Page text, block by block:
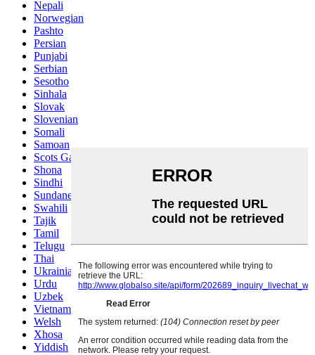
Nepali
Norwegian
Pashto
Persian
Punjabi
Serbian
Sesotho
Sinhala
Slovak
Slovenian
Somali
Samoan
Scots Gaelic
Shona
Sindhi
Sundanese
Swahili
Tajik
Tamil
Telugu
Thai
Ukrainian
Urdu
Uzbek
Vietnamese
Welsh
Xhosa
Yiddish